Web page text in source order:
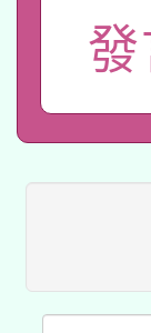
業
開
本
招
適
本
暨
科